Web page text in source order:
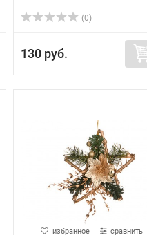
(0)
130 руб.
избранное сравнить